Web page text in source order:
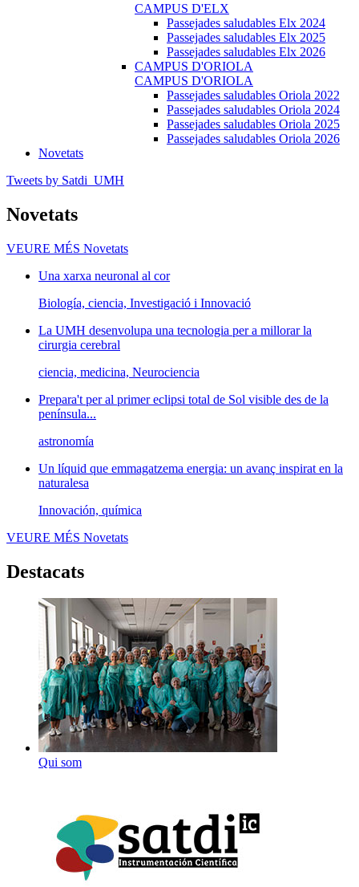
CAMPUS D'ELX
Passejades saludables Elx 2024
Passejades saludables Elx 2025
Passejades saludables Elx 2026
CAMPUS D'ORIOLA
CAMPUS D'ORIOLA
Passejades saludables Oriola 2022
Passejades saludables Oriola 2024
Passejades saludables Oriola 2025
Passejades saludables Oriola 2026
Novetats
Tweets by Satdi_UMH
Novetats
VEURE MÉS Novetats
Una xarxa neuronal al cor
Biología, ciencia, Investigació i Innovació
La UMH desenvolupa una tecnologia per a millorar la
cirurgia cerebral
ciencia, medicina, Neurociencia
Prepara't per al primer eclipsi total de Sol visible des de la
península...
astronomía
Un líquid que emmagatzema energia: un avanç inspirat en la
naturalesa
Innovación, química
VEURE MÉS Novetats
Destacats
Qui som